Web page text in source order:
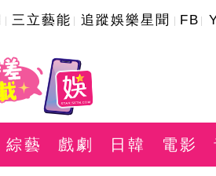
三立藝能 追蹤娛樂星聞 FB
綜藝 戲劇 日韓 電影